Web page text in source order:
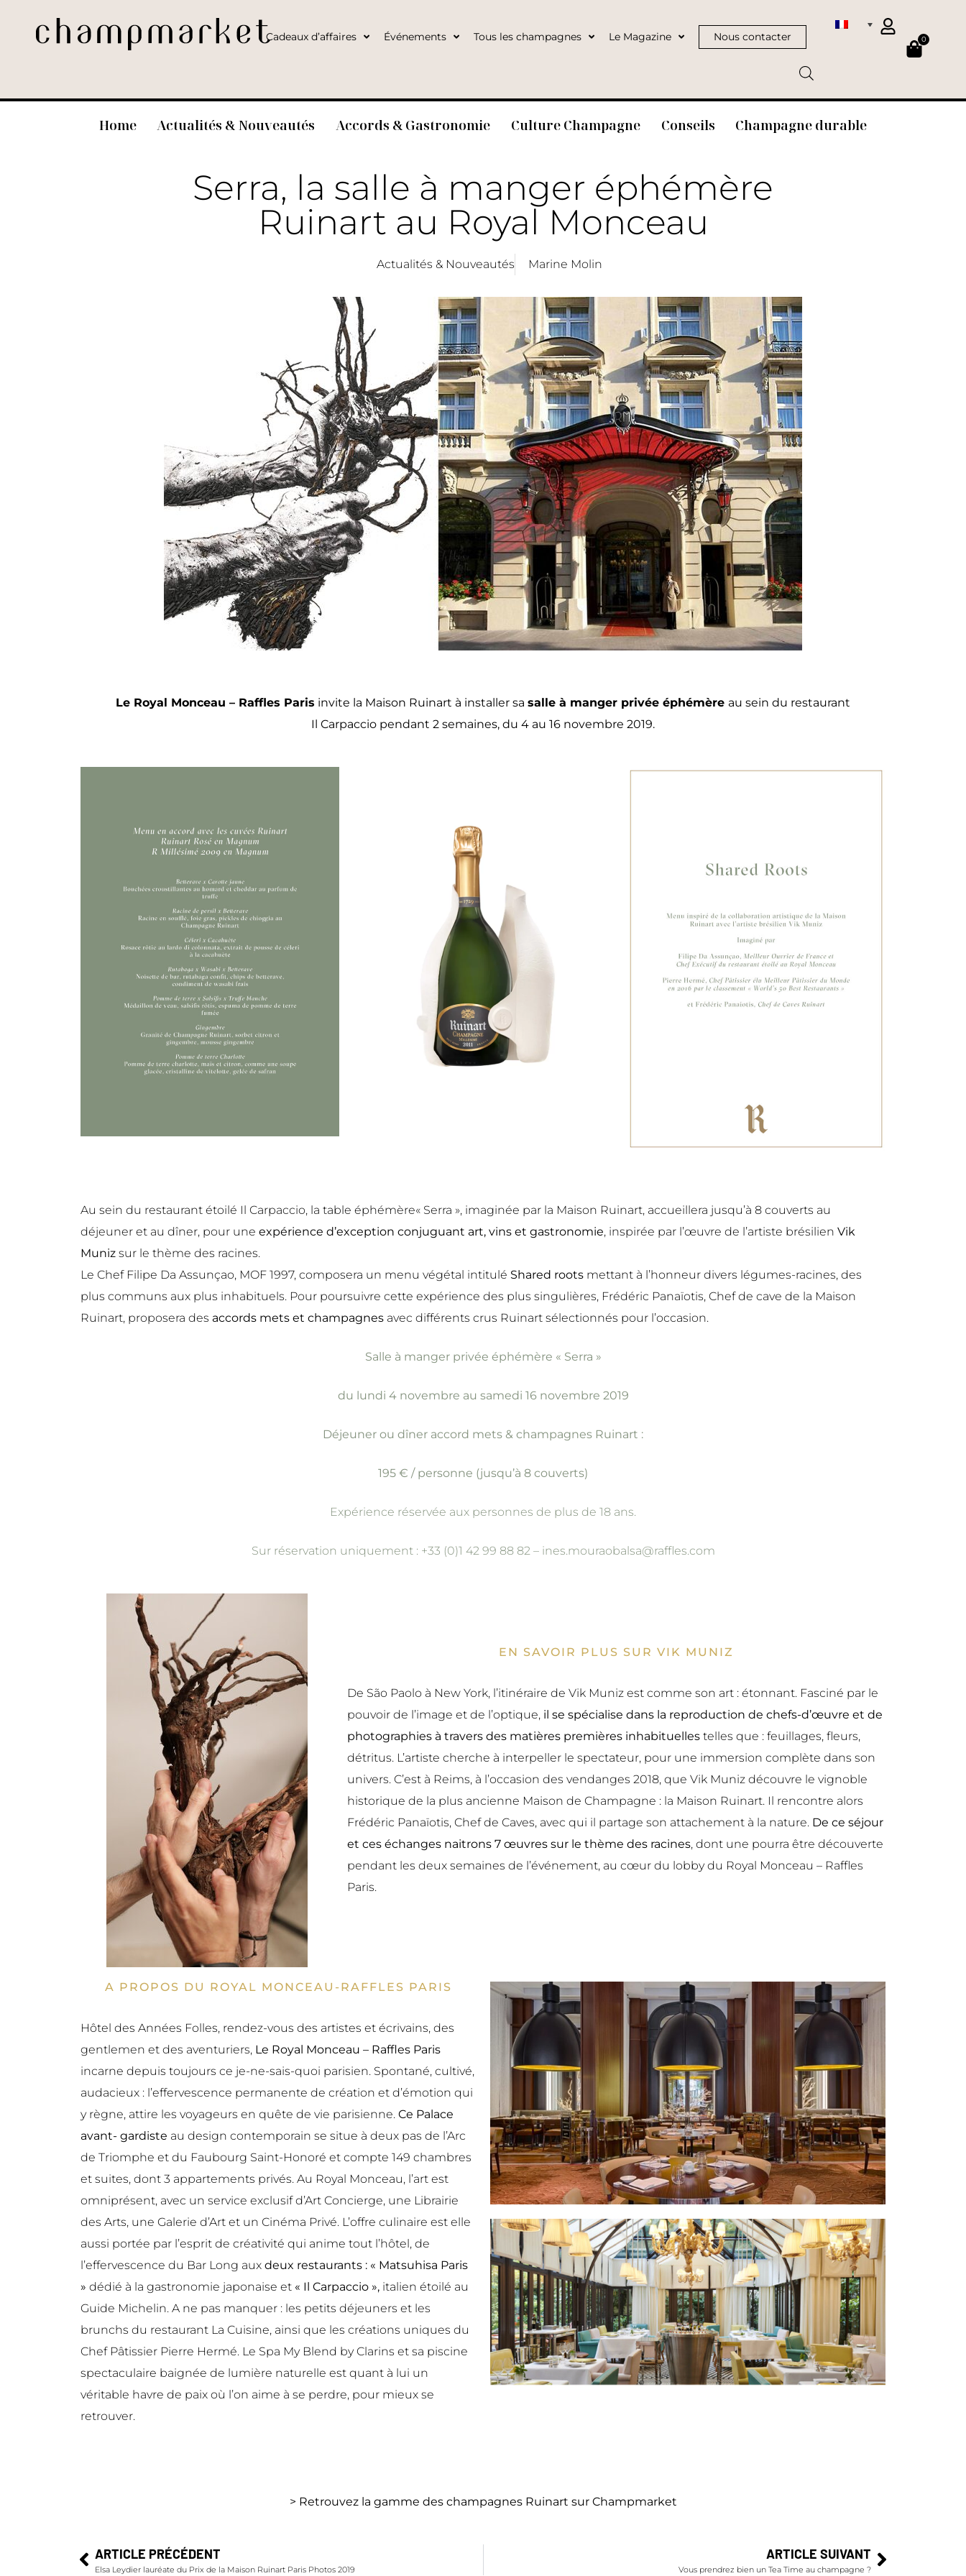
Cadeaux d’affaires Événements Tous les champagnes Le Magazine Nous contacter 0
Home Actualités & Nouveautés Accords & Gastronomie Culture Champagne Conseils Champagne durable
Serra, la salle à manger éphémère
Ruinart au Royal Monceau
Actualités & Nouveautés Marine Molin
Le Royal Monceau – Raffles Paris invite la Maison Ruinart à installer sa salle à manger privée éphémère au sein du restaurant
Il Carpaccio pendant 2 semaines, du 4 au 16 novembre 2019.
Au sein du restaurant étoilé Il Carpaccio, la table éphémère« Serra », imaginée par la Maison Ruinart, accueillera jusqu’à 8 couverts au
déjeuner et au dîner, pour une expérience d’exception conjuguant art, vins et gastronomie, inspirée par l’œuvre de l’artiste brésilien Vik
Muniz sur le thème des racines.
Le Chef Filipe Da Assunçao, MOF 1997, composera un menu végétal intitulé Shared roots mettant à l’honneur divers légumes-racines, des
plus communs aux plus inhabituels. Pour poursuivre cette expérience des plus singulières, Frédéric Panaïotis, Chef de cave de la Maison
Ruinart, proposera des accords mets et champagnes avec différents crus Ruinart sélectionnés pour l’occasion.
Salle à manger privée éphémère « Serra »
du lundi 4 novembre au samedi 16 novembre 2019
Déjeuner ou dîner accord mets & champagnes Ruinart :
195 € / personne (jusqu’à 8 couverts)
Expérience réservée aux personnes de plus de 18 ans.
Sur réservation uniquement : +33 (0)1 42 99 88 82 – ines.mouraobalsa@raffles.com
EN SAVOIR PLUS SUR VIK MUNIZ
De São Paolo à New York, l’itinéraire de Vik Muniz est comme son art : étonnant. Fasciné par le
pouvoir de l’image et de l’optique, il se spécialise dans la reproduction de chefs-d’œuvre et de
photographies à travers des matières premières inhabituelles telles que : feuillages, fleurs,
détritus. L’artiste cherche à interpeller le spectateur, pour une immersion complète dans son
univers. C’est à Reims, à l’occasion des vendanges 2018, que Vik Muniz découvre le vignoble
historique de la plus ancienne Maison de Champagne : la Maison Ruinart. Il rencontre alors
Frédéric Panaïotis, Chef de Caves, avec qui il partage son attachement à la nature. De ce séjour
et ces échanges naitrons 7 œuvres sur le thème des racines, dont une pourra être découverte
pendant les deux semaines de l’événement, au cœur du lobby du Royal Monceau – Raffles
Paris.
A PROPOS DU ROYAL MONCEAU-RAFFLES PARIS
Hôtel des Années Folles, rendez-vous des artistes et écrivains, des
gentlemen et des aventuriers, Le Royal Monceau – Raffles Paris
incarne depuis toujours ce je-ne-sais-quoi parisien. Spontané, cultivé,
audacieux : l’effervescence permanente de création et d’émotion qui
y règne, attire les voyageurs en quête de vie parisienne. Ce Palace
avant- gardiste au design contemporain se situe à deux pas de l’Arc
de Triomphe et du Faubourg Saint-Honoré et compte 149 chambres
et suites, dont 3 appartements privés. Au Royal Monceau, l’art est
omniprésent, avec un service exclusif d’Art Concierge, une Librairie
des Arts, une Galerie d’Art et un Cinéma Privé. L’offre culinaire est elle
aussi portée par l’esprit de créativité qui anime tout l’hôtel, de
l’effervescence du Bar Long aux deux restaurants : « Matsuhisa Paris
» dédié à la gastronomie japonaise et « Il Carpaccio », italien étoilé au
Guide Michelin. A ne pas manquer : les petits déjeuners et les
brunchs du restaurant La Cuisine, ainsi que les créations uniques du
Chef Pâtissier Pierre Hermé. Le Spa My Blend by Clarins et sa piscine
spectaculaire baignée de lumière naturelle est quant à lui un
véritable havre de paix où l’on aime à se perdre, pour mieux se
retrouver.
> Retrouvez la gamme des champagnes Ruinart sur Champmarket
ARTICLE PRÉCÉDENT
Elsa Leydier lauréate du Prix de la Maison Ruinart Paris Photos 2019
ARTICLE SUIVANT
Vous prendrez bien un Tea Time au champagne ?